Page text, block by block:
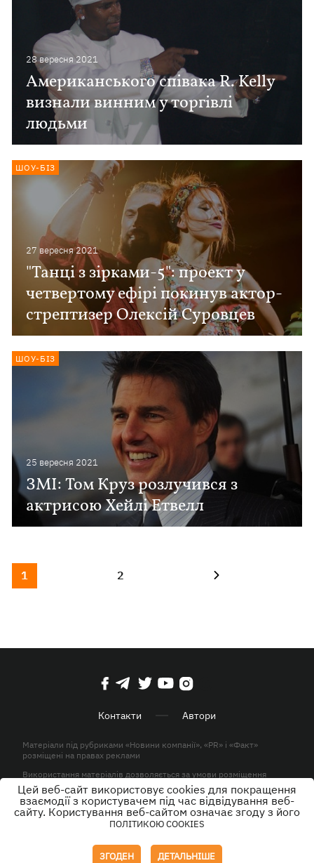
28 вересня 2021
Американського співака R. Kelly
визнали винним у торгівлі
людьми
27 вересня 2021
"Танці з зірками-5": проект у
четвертому ефірі покинув актор-
стрептизер Олексій Суровцев
ШОУ-БІЗ
25 вересня 2021
ЗМІ: Том Круз розлучився з
актрисою Хейлі Етвелл
ШОУ-БІЗ
1 2
Контакти Автори
Матеріали під рубриками «Новини компанії», «PR» і «Факт»
розміщені на правах реклами
Використання матеріалів дозволяється за умови розміщення
активного гіперпосилання на KP.UA в першому абзаці.
© ТОВ «ЮЛАВ МЕДІА» 2026. Всі права захищені.
Цей веб-сайт використовує cookies для покращення
взаємодії з користувачем під час відвідування веб-
сайту. Користування веб-сайтом означає згоду з його
ПОЛІТИКОЮ COOKIES
ЗГОДЕН ДЕТАЛЬНІШЕ